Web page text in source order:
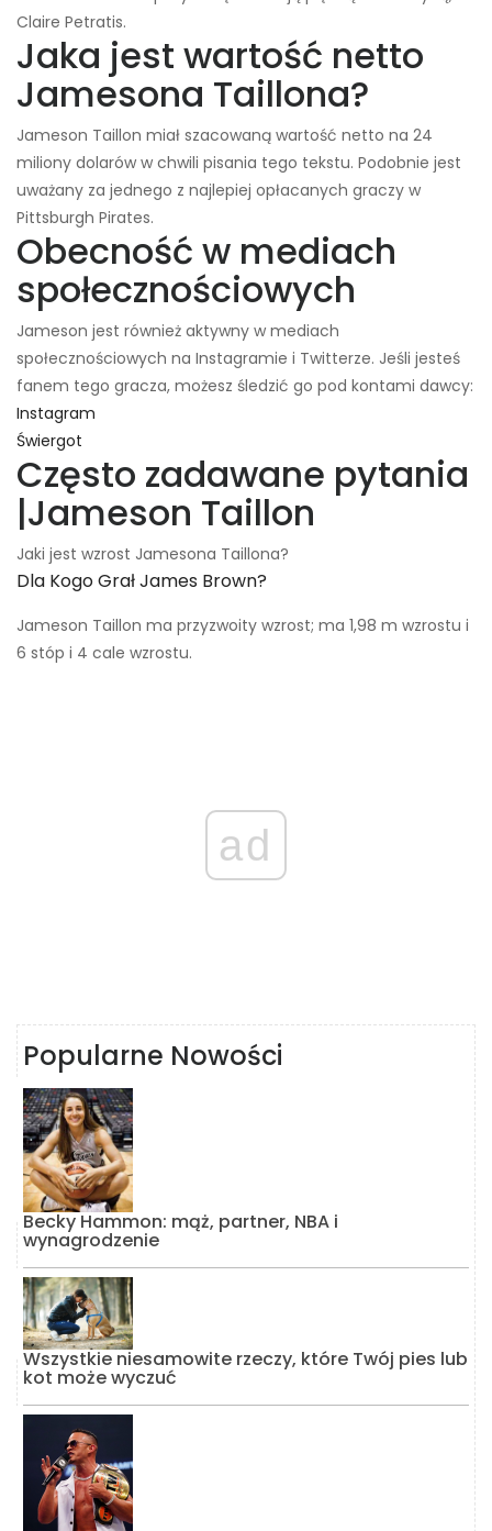
Claire Petratis.
Jaka jest wartość netto
Jamesona Taillona?
Jameson Taillon miał szacowaną wartość netto na 24
miliony dolarów w chwili pisania tego tekstu. Podobnie jest
uważany za jednego z najlepiej opłacanych graczy w
Pittsburgh Pirates.
Obecność w mediach
społecznościowych
Jameson jest również aktywny w mediach
społecznościowych na Instagramie i Twitterze. Jeśli jesteś
fanem tego gracza, możesz śledzić go pod kontami dawcy:
Instagram
Świergot
Często zadawane pytania
|Jameson Taillon
Jaki jest wzrost Jamesona Taillona?
Dla Kogo Grał James Brown?
Jameson Taillon ma przyzwoity wzrost; ma 1,98 m wzrostu i
6 stóp i 4 cale wzrostu.
ad
Popularne Nowości
Becky Hammon: mąż, partner, NBA i
wynagrodzenie
Wszystkie niesamowite rzeczy, które Twój pies lub
kot może wyczuć